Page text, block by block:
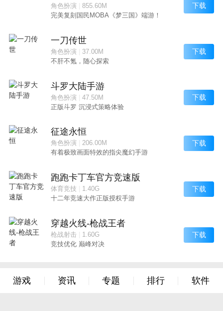
角色扮演| 855.60M
完美复刻国民MOBA《梦三国》端游！
下载
一刀传世
角色扮演| 37.00M
不肝不氪，随心探索
下载
斗罗大陆手游
角色扮演| 47.50M
正版斗罗 沉浸式策略体验
下载
征途永恒
角色扮演| 206.00M
有着极致画面特效的指尖魔幻手游
下载
跑跑卡丁车官方竞速版
体育竞技
1.40G
十二年竞速大作正版授权手游
下载
穿越火线-枪战王者
枪战射击
1.60G
竞技优化 巅峰对决
下载
游戏 资讯 专题 排行 软件